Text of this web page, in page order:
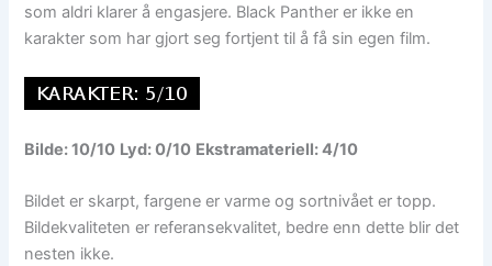
som aldri klarer å engasjere. Black Panther er ikke en
karakter som har gjort seg fortjent til å få sin egen film.
Bilde: 10/10 Lyd: 0/10 Ekstramateriell: 4/10
Bildet er skarpt, fargene er varme og sortnivået er topp.
Bildekvaliteten er referansekvalitet, bedre enn dette blir det
nesten ikke.